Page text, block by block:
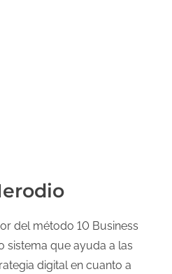
del método 10 Business
sistema que ayuda a las
digital en cuanto a